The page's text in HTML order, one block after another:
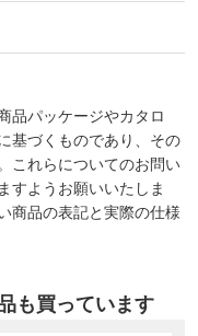
品パッケージやカタロ
基づくものであり、その
これらについてのお問い
すようお願いいたしま
商品の表記と実際の仕様
も買っています